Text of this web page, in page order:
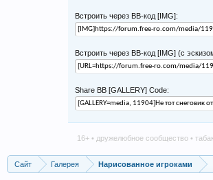
Встроить через BB-код [IMG]:
Встроить через BB-код [IMG] (с
Share BB [GALLERY] Code:
16+ • дружелюбное сообщество •
Сайт Галерея Нарисованное игроками